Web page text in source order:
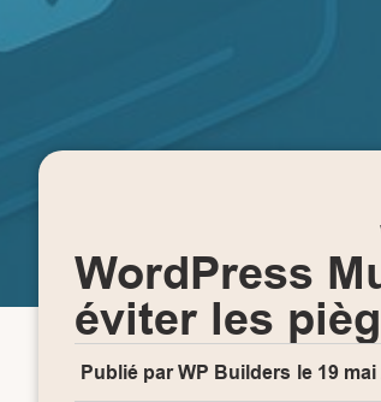
WordPress
éviter les
Publié parWP Builders le 19